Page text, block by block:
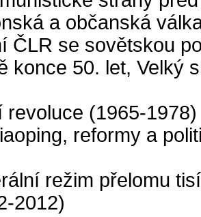
a občanská
ČLR se sovětskou
konce 50. let, Velký
revoluce (1965-1978)
reformy a
režim přelomu
2012)